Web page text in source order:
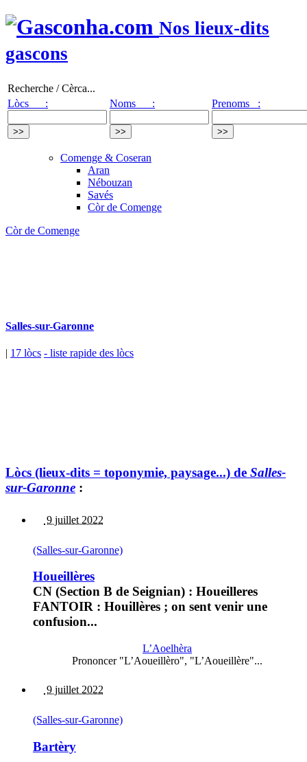
Nos lieux-dits
gascons
Recherche / Cèrca...
Lòcs :
Noms : Prenoms :
Comenge & Coseran
Aran
Nébouzan
Savés
Còr de Comenge
Còr de Comenge
Salles-sur-Garonne
| 17 lòcs - liste rapide des lòcs
Lòcs (lieux-dits = toponymie, paysage...) de Salles-
sur-Garonne :
9 juillet 2022
(Salles-sur-Garonne)
Houeillères
CN (Section B de Seignian) : Houeilleres
FANTOIR : Houillères ; on sent venir une
confusion...
L’Aoelhèra
Prononcer "L’Aoueillèro", "L’Aoueillère"...
9 juillet 2022
(Salles-sur-Garonne)
Bartèry